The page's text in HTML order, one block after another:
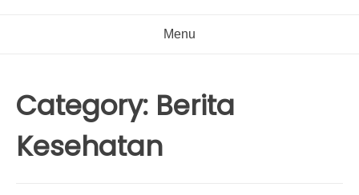
Menu
Category: Berita
Kesehatan